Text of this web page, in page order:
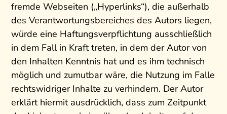
fremde Webseiten („Hyperlinks“), die außerhalb
des Verantwortungsbereiches des Autors liegen,
würde eine Haftungsverpflichtung ausschließlich
in dem Fall in Kraft treten, in dem der Autor von
den Inhalten Kenntnis hat und es ihm technisch
möglich und zumutbar wäre, die Nutzung im Falle
rechtswidriger Inhalte zu verhindern. Der Autor
erklärt hiermit ausdrücklich, dass zum Zeitpunkt